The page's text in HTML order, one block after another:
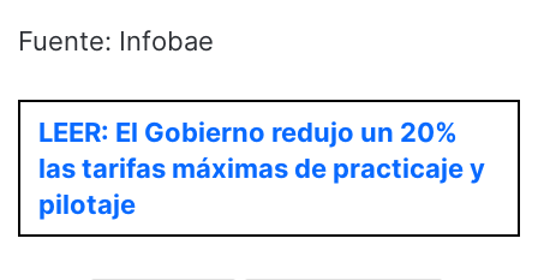
Fuente: Infobae
LEER: El Gobierno redujo un 20%
las tarifas máximas de practicaje y
pilotaje